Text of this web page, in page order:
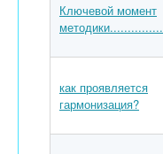
Ключевой момент
как проявляется
гармонизация?